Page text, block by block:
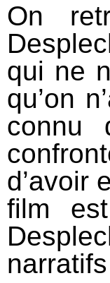
On
qui ne
qu’on
connu
d’avoir
film